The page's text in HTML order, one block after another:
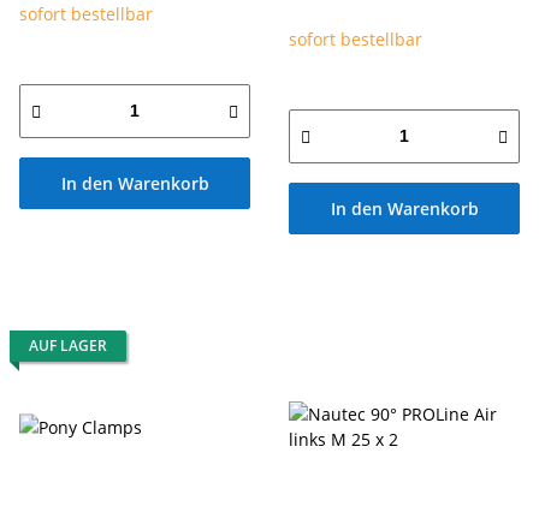
sofort bestellbar
In den Warenkorb
sofort bestellbar
In den Warenkorb
AUF LAGER